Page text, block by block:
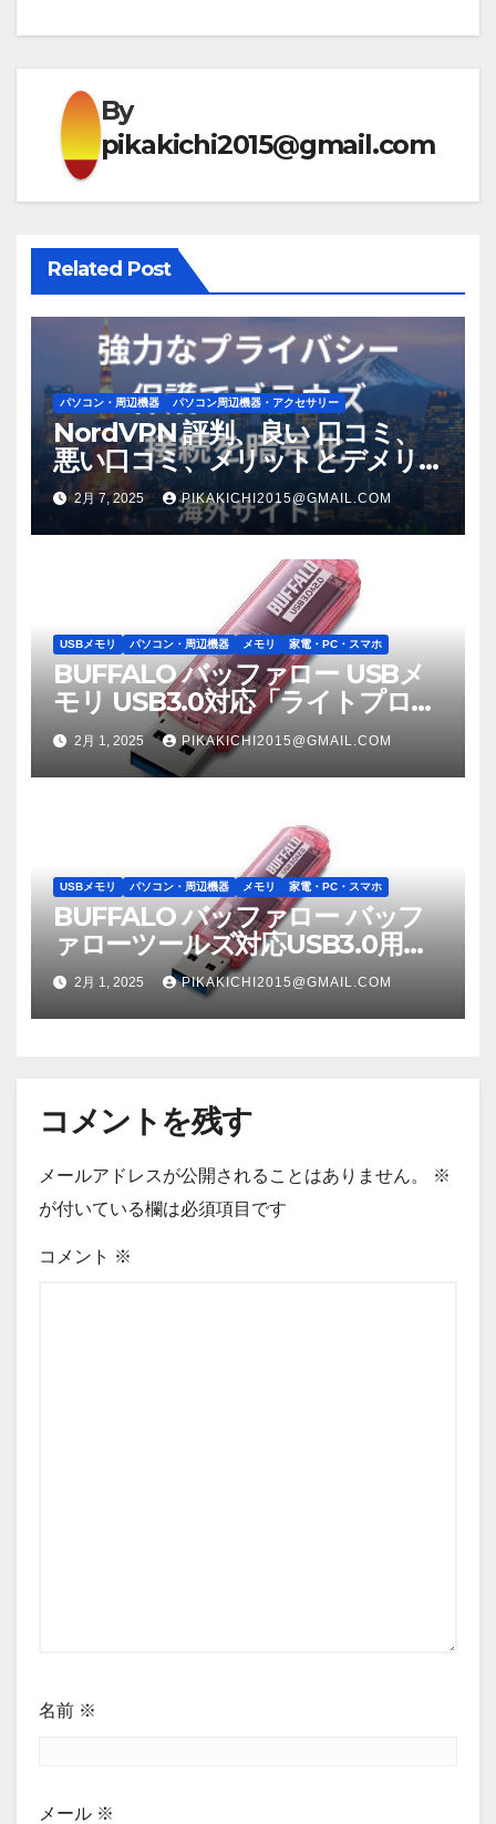
ー
シ
ョ
ン
By
pikakichi2015@gmail.com
Related Post
パソコン・周辺機器 パソコン周辺機器・アクセサリー
NordVPN 評判、良い 口コミ、
悪い口コミ、メリットとデメリ
ット!! 【徹底解説】
2月 7, 2025 PIKAKICHI2015@GMAIL.COM
USBメモリ パソコン・周辺機器 メモリ 家電・PC・スマホ
BUFFALO バッファロー USBメ
モリ USB3.0対応「ライトプロテ
クト機能」搭載モデル RUF3-
C8GA-PK
2月 1, 2025 PIKAKICHI2015@GMAIL.COM
USBメモリ パソコン・周辺機器 メモリ 家電・PC・スマホ
BUFFALO バッファロー バッフ
ァローツールズ対応USB3.0用
USBメモリースタンダードモデ
ル 64GB ピンクモデル RUF3-
C64GA-PK RUF3C64GAPK
2月 1, 2025 PIKAKICHI2015@GMAIL.COM
コメントを残す
メールアドレスが公開されることはありません。
※
が付いている欄は必須項目です
コメント ※
名前 ※
メール ※